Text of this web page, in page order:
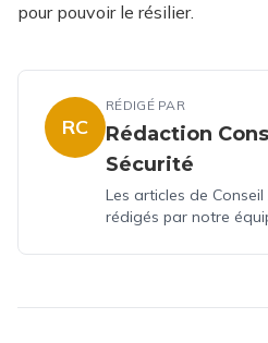
pour pouvoir le résilier.
RC
RÉDIGÉ PAR
Rédaction
Sécurité
Les articles de
rédigés par notre